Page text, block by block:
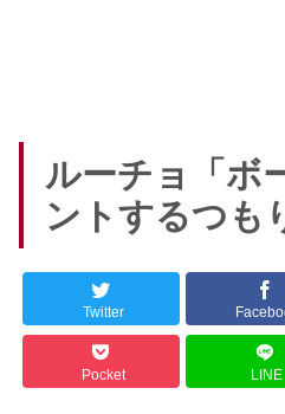
ルーチョ「ボ
ントするつも
Twitter
Pocket LINE